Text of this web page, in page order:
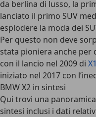
da berlina di lusso, la
lanciato il primo SUV
esplodere la moda dei
Per questo non deve
stata pioniera anche per
con il lancio nel 2009 di X1
iniziato nel 2017 con
BMW X2 in sintesi
Qui trovi una
sintesi inclusi i dati